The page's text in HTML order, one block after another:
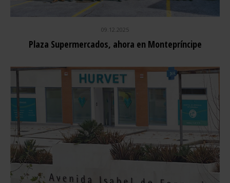
09.12.2025
Plaza Supermercados, ahora en Montepríncipe